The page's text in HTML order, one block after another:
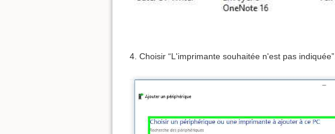
4. Choisir “L'imprimante souhaitée n'est pas indiquée”.